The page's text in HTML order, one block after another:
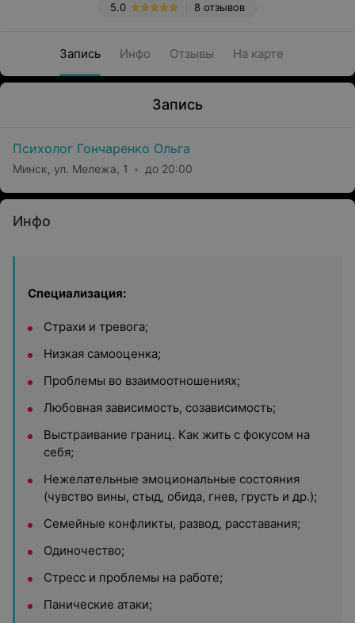
8 отзывов
5.0
Запись Инфо Отзывы На карте
Запись
Психолог Гончаренко Ольга
Минск, ул. Мележа, 1 до 20:00
Инфо
Специализация:
Страхи и тревога;
Низкая самооценка;
Проблемы во взаимоотношениях;
Любовная зависимость, созависимость;
Выстраивание границ. Как жить с фокусом на
себя;
Нежелательные эмоциональные состояния
(чувство вины, стыд, обида, гнев, грусть и др.);
Семейные конфликты, развод, расставания;
Одиночество;
Стресс и проблемы на работе;
Панические атаки;